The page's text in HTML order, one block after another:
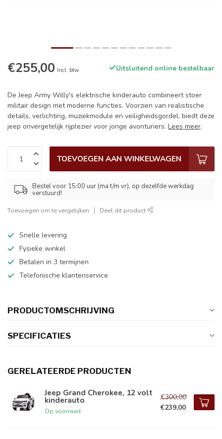
€255,00 Incl. btw Uitsluitend online bestelbaar
De Jeep Army Willy's elektrische kinderauto combineert stoer
militair design met moderne functies. Voorzien van realistische
details, verlichting, muziekmodule en veiligheidsgordel, biedt deze
jeep onvergetelijk rijplezier voor jonge avonturiers. Lees meer.
TOEVOEGEN AAN WINKELWAGEN
Bestel voor 15:00 uur (ma t/m vr), op dezelfde werkdag
verstuurd!
Toevoegen om te vergelijken Deel dit product
Snelle levering
Fysieke winkel
Betalen in 3 termijnen
Telefonische klantenservice
PRODUCTOMSCHRIJVING
SPECIFICATIES
GERELATEERDE PRODUCTEN
Jeep Grand Cherokee, 12 volt
kinderauto
Op voorraad
€300,00
€239,00